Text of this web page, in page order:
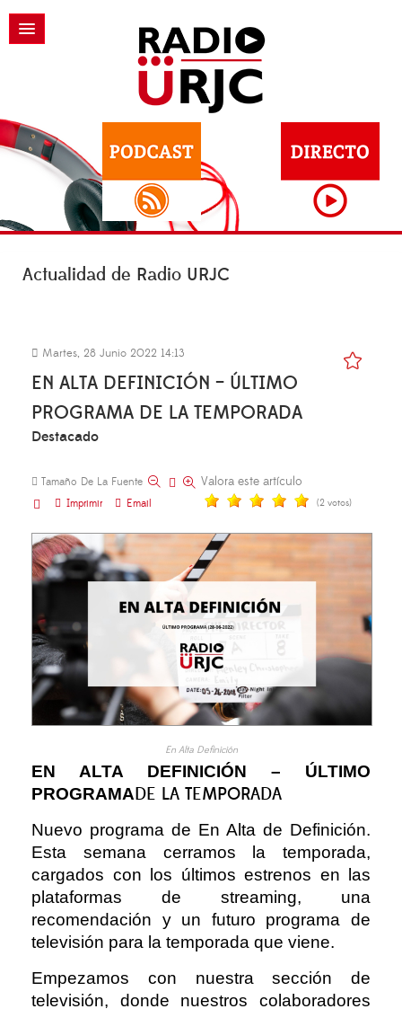
Actualidad de Radio URJC
Martes, 28 Junio 2022 14:13
EN ALTA DEFINICIÓN – ÚLTIMO
PROGRAMA DE LA TEMPORADA
Destacado
Tamaño De La Fuente
Imprimir
Email
Valora este artículo
(2 votos)
En Alta Definición
EN ALTA DEFINICIÓN – ÚLTIMO
PROGRAMADE LA TEMPORADA
Nuevo programa de En Alta de Definición.
Esta semana cerramos la temporada,
cargados con los últimos estrenos en las
plataformas de streaming, una
recomendación y un futuro programa de
televisión para la temporada que viene.
Empezamos con nuestra sección de
televisión, donde nuestros colaboradores